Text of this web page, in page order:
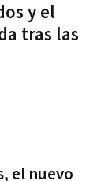
y el
tras las
el nuevo